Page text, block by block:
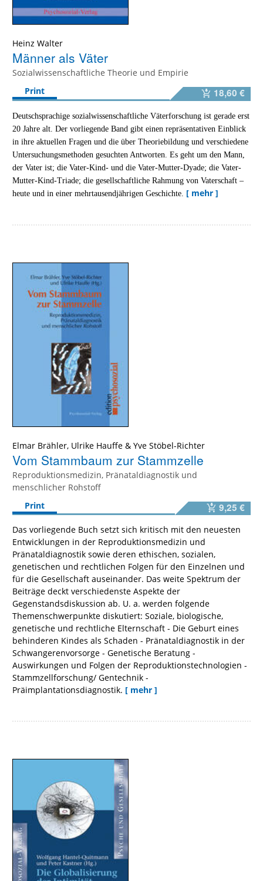
Heinz Walter
Männer als Väter
Sozialwissenschaftliche Theorie und Empirie
Print
18,60 €
Deutschsprachige sozialwissenschaftliche Väterforschung ist gerade erst
20 Jahre alt. Der vorliegende Band gibt einen repräsentativen Einblick
in ihre aktuellen Fragen und die über Theoriebildung und verschiedene
Untersuchungsmethoden gesuchten Antworten. Es geht um den Mann,
der Vater ist; die Vater-Kind- und die Vater-Mutter-Dyade; die Vater-
Mutter-Kind-Triade; die gesellschaftliche Rahmung von Vaterschaft –
heute und in einer mehrtausendjährigen Geschichte. [ mehr ]
Elmar Brähler, Ulrike Hauffe & Yve Stöbel-Richter
Vom Stammbaum zur Stammzelle
Reproduktionsmedizin, Pränataldiagnostik und
menschlicher Rohstoff
Print
9,25 €
Das vorliegende Buch setzt sich kritisch mit den neuesten
Entwicklungen in der Reproduktionsmedizin und
Pränataldiagnostik sowie deren ethischen, sozialen,
genetischen und rechtlichen Folgen für den Einzelnen und
für die Gesellschaft auseinander. Das weite Spektrum der
Beiträge deckt verschiedenste Aspekte der
Gegenstandsdiskussion ab. U. a. werden folgende
Themenschwerpunkte diskutiert: Soziale, biologische,
genetische und rechtliche Elternschaft - Die Geburt eines
behinderen Kindes als Schaden - Pränataldiagnostik in der
Schwangerenvorsorge - Genetische Beratung -
Auswirkungen und Folgen der Reproduktionstechnologien -
Stammzellforschung/ Gentechnik -
Präimplantationsdiagnostik. [ mehr ]